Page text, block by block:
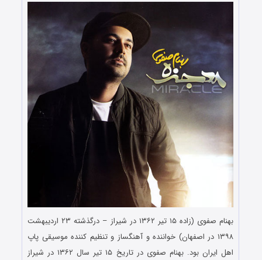
بهنام صفوی (زاده ۱۵ تیر ۱۳۶۲ در شیراز – درگذشته ۲۳ اردیبهشت
۱۳۹۸ در اصفهان) خواننده و آهنگساز و تنظیم کننده موسیقی پاپ
اهل ایران بود. بهنام صفوی در تاریخ ۱۵ تیر سال ۱۳۶۲ در شیراز